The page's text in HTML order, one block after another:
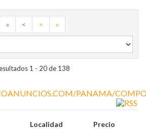
« < > »
1 - 20 de 138
Localidad Precio